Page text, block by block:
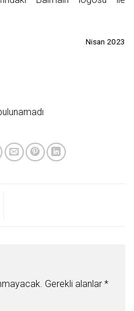
Nisan 2023
Gerekli alanlar *